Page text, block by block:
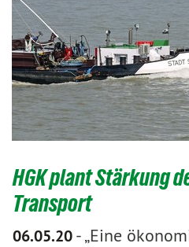
HGK plant Stärkung
Transport
06.05.20-„Eine